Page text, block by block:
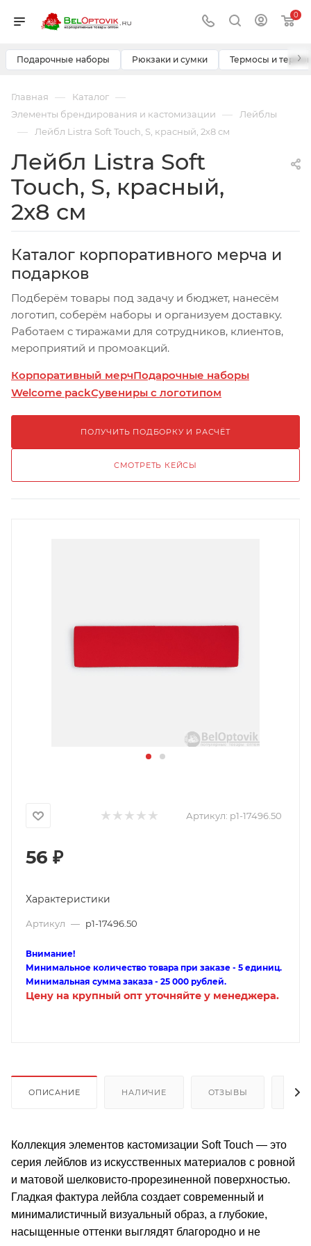
0
Подарочные наборы Рюкзаки и сумки Термосы и ›
Главная — Каталог —
Элементы брендирования и кастомизации — Лейблы
— Лейбл Listra Soft Touch, S, красный, 2х8 см
Лейбл Listra Soft
Touch, S, красный,
2х8 см
Каталог корпоративного мерча и
подарков
Подберём товары под задачу и бюджет, нанесём
логотип, соберём наборы и организуем доставку.
Работаем с тиражами для сотрудников, клиентов,
мероприятий и промоакций.
Корпоративный мерчПодарочные наборы
Welcome packСувениры с логотипом
ПОЛУЧИТЬ ПОДБОРКУ И РАСЧЁТ
СМОТРЕТЬ КЕЙСЫ
Артикул: p1-17496.50
56 ₽
Характеристики
Артикул — p1-17496.50
Внимание!
Минимальное количество товара при заказе - 5 единиц.
Минимальная сумма заказа - 25 000 рублей.
Цену на крупный опт уточняйте у менеджера.
ОПИСАНИЕ НАЛИЧИЕ ОТЗЫВЫ
Коллекция элементов кастомизации Soft Touch — это
серия лейблов из искусственных материалов с ровной
и матовой шелковисто-прорезиненной поверхностью.
Гладкая фактура лейбла создает современный и
минималистичный визуальный образ, а глубокие,
насыщенные оттенки выглядят благородно и не